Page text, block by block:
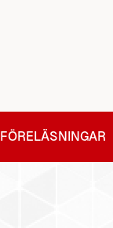
FÖRELÄSNINGAR